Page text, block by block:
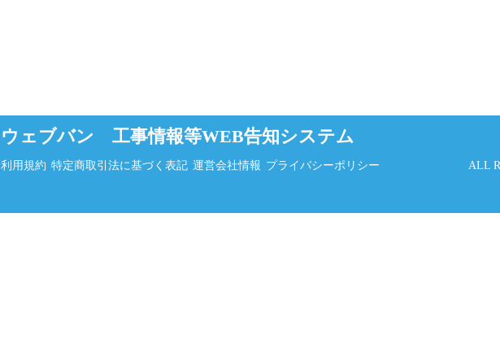
ウェブバン 工事情報等WEB告知システム
利用規約 特定商取引法に基づく表記 運営会社情報 プライバシーポリシー ALL